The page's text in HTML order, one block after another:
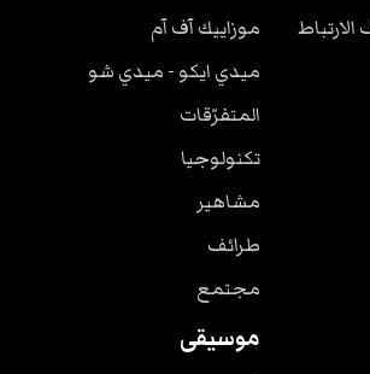
موزاييك آف آم
ميدي ايكو - ميدي شو
المتفرّقات
تكنولوجيا
مشاهير
طرائف
مجتمع
موسيقى